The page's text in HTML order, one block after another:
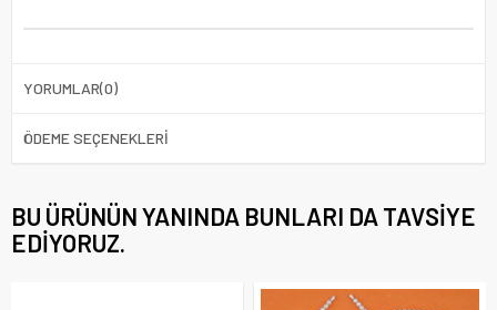
YORUMLAR(0)
ÖDEME SEÇENEKLERI
BU ÜRÜNÜN YANINDA BUNLARI DA TAVSIYE
EDIYORUZ.